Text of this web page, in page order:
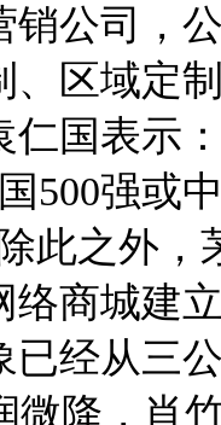
销公司，
区域定
仁国表示
500强或
此之外
络商城建
已经从三
降，肖